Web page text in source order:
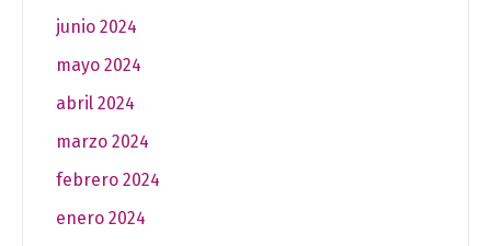
junio 2024
mayo 2024
abril 2024
marzo 2024
febrero 2024
enero 2024